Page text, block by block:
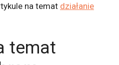
na temat działanie
temat